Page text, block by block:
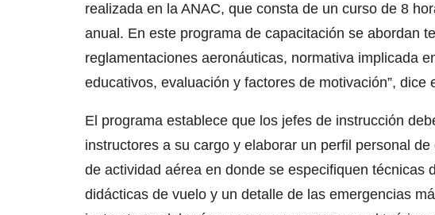
realizada en la ANAC, que consta de un curso de 8
anual. En este programa de capacitación se abordan
reglamentaciones aeronáuticas, normativa implicada
educativos, evaluación y factores de motivación”, dice
El programa establece que los jefes de instrucción
instructores a su cargo y elaborar un perfil personal
de actividad aérea en donde se especifiquen técnicas
didácticas de vuelo y un detalle de las emergencias